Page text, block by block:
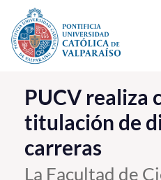
Click acá para ir directamente al
La Universidad
Investigación, Creación e
PUCV Internacional
Vinculación con el Medio
PUCV realiza
titulación de
carreras
La Facultad de